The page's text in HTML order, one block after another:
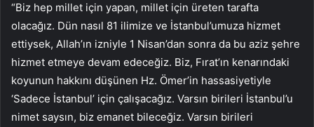
“Biz hep millet için yapan, millet için üreten tarafta
olacağız. Dün nasıl 81 ilimize ve İstanbul’umuza hizmet
ettiysek, Allah’ın izniyle 1 Nisan’dan sonra da bu aziz şehre
hizmet etmeye devam edeceğiz. Biz, Fırat’ın kenarındaki
koyunun hakkını düşünen Hz. Ömer’in hassasiyetiyle
‘Sadece İstanbul’ için çalışacağız. Varsın birileri İstanbul’u
nimet saysın, biz emanet bileceğiz. Varsın birileri